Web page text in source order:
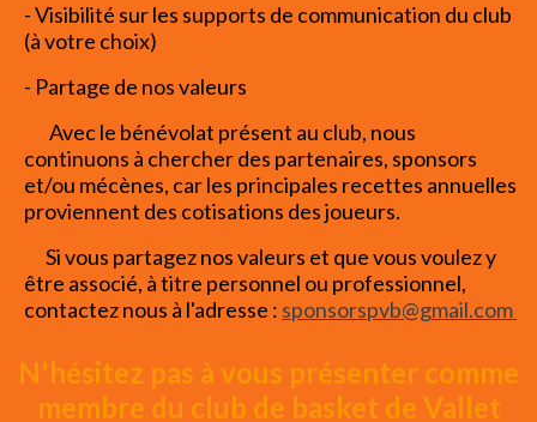
- Visibilité sur les supports de communication du club
(à votre choix)
- Partage de nos valeurs
Avec le bénévolat présent au club, nous
continuons à chercher des partenaires, sponsors
et/ou mécènes, car les principales recettes annuelles
proviennent des cotisations des joueurs.
Si vous partagez nos valeurs et que vous voulez y
être associé, à titre personnel ou professionnel,
contactez nous à l'adresse : sponsorspvb@gmail.com
N'hésitez pas à vous présenter comme
membre du club de basket de Vallet